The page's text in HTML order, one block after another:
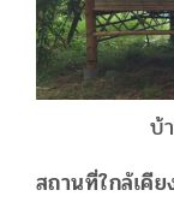
บ้
สถานที่ใกล้เคีย